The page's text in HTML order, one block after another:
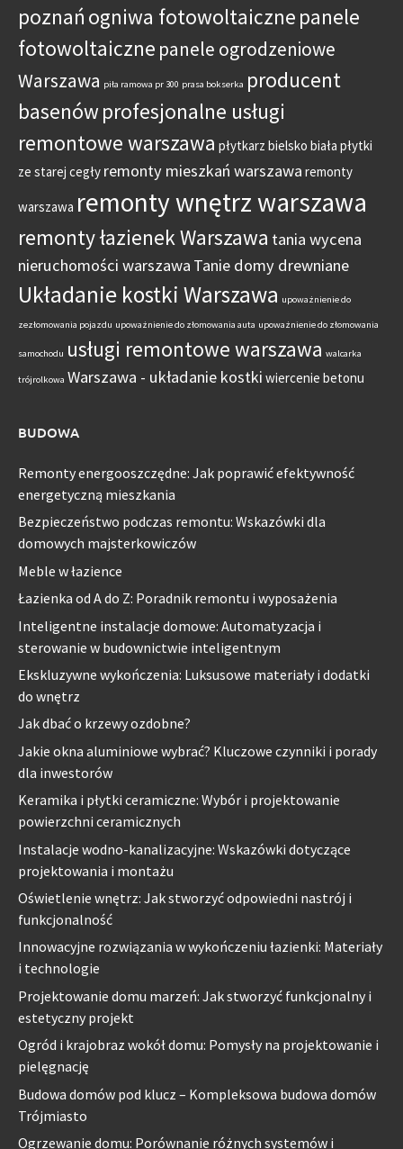
poznań ogniwa fotowoltaiczne panele
fotowoltaiczne panele ogrodzeniowe
Warszawa piła ramowa pr 300 prasa bokserka producent
basenów profesjonalne usługi
remontowe warszawa płytkarz bielsko biała płytki
ze starej cegły remonty mieszkań warszawa remonty
warszawa remonty wnętrz warszawa
remonty łazienek Warszawa tania wycena
nieruchomości warszawa Tanie domy drewniane
Układanie kostki Warszawa upoważnienie do
zezłomowania pojazdu upoważnienie do złomowania auta upoważnienie do złomowania
samochodu usługi remontowe warszawa walcarka
trójrolkowa Warszawa - układanie kostki wiercenie betonu
BUDOWA
Remonty energooszczędne: Jak poprawić efektywność
energetyczną mieszkania
Bezpieczeństwo podczas remontu: Wskazówki dla
domowych majsterkowiczów
Meble w łazience
Łazienka od A do Z: Poradnik remontu i wyposażenia
Inteligentne instalacje domowe: Automatyzacja i
sterowanie w budownictwie inteligentnym
Ekskluzywne wykończenia: Luksusowe materiały i dodatki
do wnętrz
Jak dbać o krzewy ozdobne?
Jakie okna aluminiowe wybrać? Kluczowe czynniki i porady
dla inwestorów
Keramika i płytki ceramiczne: Wybór i projektowanie
powierzchni ceramicznych
Instalacje wodno-kanalizacyjne: Wskazówki dotyczące
projektowania i montażu
Oświetlenie wnętrz: Jak stworzyć odpowiedni nastrój i
funkcjonalność
Innowacyjne rozwiązania w wykończeniu łazienki: Materiały
i technologie
Projektowanie domu marzeń: Jak stworzyć funkcjonalny i
estetyczny projekt
Ogród i krajobraz wokół domu: Pomysły na projektowanie i
pielęgnację
Budowa domów pod klucz – Kompleksowa budowa domów
Trójmiasto
Ogrzewanie domu: Porównanie różnych systemów i